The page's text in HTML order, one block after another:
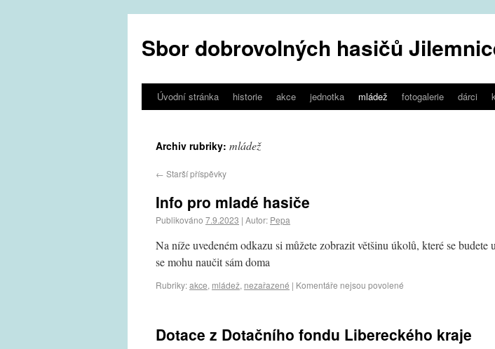
Sbor dobrovolných hasičů
Úvodní stránka historie akce jednotka mládež fotogalerie dárci
Archiv rubriky: mládež
← Starší příspěvky
Info pro mladé hasiče
Publikováno 7.9.2023 | Autor: Pepa
Na níže uvedeném odkazu si můžete zobrazit většinu úkolů, které se budete
se mohu naučit sám doma
Rubriky:akce, mládež, nezařazené | Komentáře nejsou povolené
Dotace z Dotačního fondu Libereckého kraje